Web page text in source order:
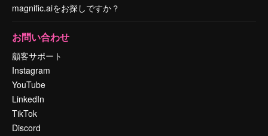
magnific.aiをお探しですか？
お問い合わせ
顧客サポート
Instagram
YouTube
LinkedIn
TikTok
Discord